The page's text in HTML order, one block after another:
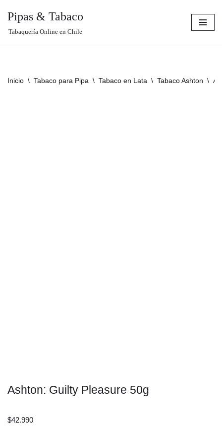
Pipas & Tabaco
Tabaquería Online en Chile
Inicio \ Tabaco para Pipa \ Tabaco en Lata \ Tabaco Ashton \
Ashton: Guilty Pleasure 50g
$42.990